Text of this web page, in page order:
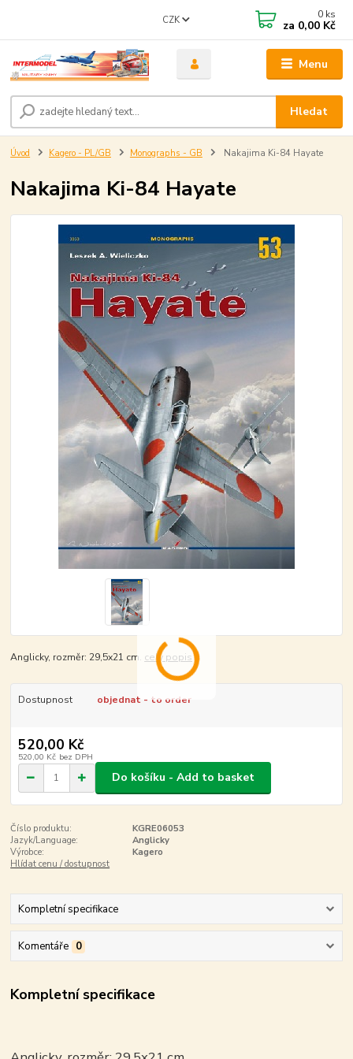
Menu
CZK
Hledat
0 ks
za 0,00 Kč
Úvod Kagero - PL/GB Monographs - GB Nakajima Ki-84 Hayate
Nakajima Ki-84 Hayate
Anglicky, rozměr: 29,5x21 cm. celý popis
Dostupnost objednat - to order
520,00 Kč
520,00 Kč bez DPH
Do košíku - Add to basket
Číslo produktu:
KGRE06053
Jazyk/Language:
Anglicky
Výrobce:
Kagero
Hlídat cenu / dostupnost
Kompletní specifikace
Komentáře 0
Kompletní specifikace